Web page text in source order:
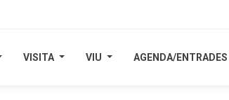
VISITA VIU AGENDA/ENTRADES
VISITA VIU AGENDA/ENTRADES